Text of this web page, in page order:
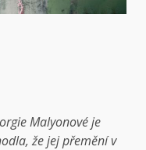
Malyonové je
že jej přemění v